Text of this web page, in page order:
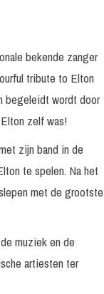
bekende zanger
tribute to Elton
begeleidt wordt door
zelf was!
zijn band in de
te spelen. Na het
met de grootste
muziek en de
artiesten ter